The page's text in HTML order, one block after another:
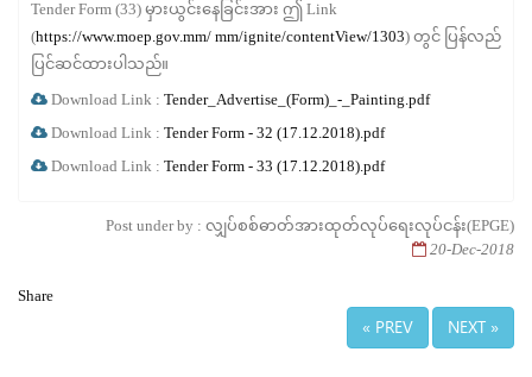
Tender Form (33) မှားယွင်းနေခြင်းအား ဤ Link
(https://www.moep.gov.mm/ mm/ignite/contentView/1303) တွင် ပြန်လည်
ပြင်ဆင်ထားပါသည်။
Download Link : Tender_Advertise_(Form)_-_Painting.pdf
Download Link : Tender Form - 32 (17.12.2018).pdf
Download Link : Tender Form - 33 (17.12.2018).pdf
Post under by : လျှပ်စစ်ဓာတ်အားထုတ်လုပ်ရေးလုပ်ငန်း(EPGE)
20-Dec-2018
Share
« PREV NEXT »